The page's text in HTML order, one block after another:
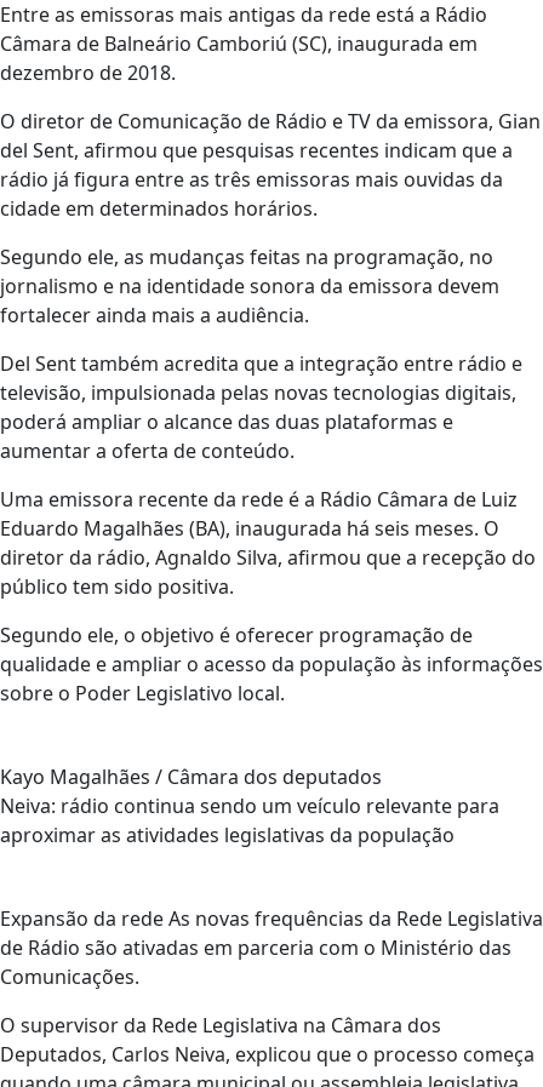
Entre as emissoras mais antigas da rede está a Rádio
Câmara de Balneário Camboriú (SC), inaugurada em
dezembro de 2018.
O diretor de Comunicação de Rádio e TV da emissora, Gian
del Sent, afirmou que pesquisas recentes indicam que a
rádio já figura entre as três emissoras mais ouvidas da
cidade em determinados horários.
Segundo ele, as mudanças feitas na programação, no
jornalismo e na identidade sonora da emissora devem
fortalecer ainda mais a audiência.
Del Sent também acredita que a integração entre rádio e
televisão, impulsionada pelas novas tecnologias digitais,
poderá ampliar o alcance das duas plataformas e
aumentar a oferta de conteúdo.
Uma emissora recente da rede é a Rádio Câmara de Luiz
Eduardo Magalhães (BA), inaugurada há seis meses. O
diretor da rádio, Agnaldo Silva, afirmou que a recepção do
público tem sido positiva.
Segundo ele, o objetivo é oferecer programação de
qualidade e ampliar o acesso da população às informações
sobre o Poder Legislativo local.
Kayo Magalhães / Câmara dos deputados
Neiva: rádio continua sendo um veículo relevante para
aproximar as atividades legislativas da população
Expansão da rede As novas frequências da Rede Legislativa
de Rádio são ativadas em parceria com o Ministério das
Comunicações.
O supervisor da Rede Legislativa na Câmara dos
Deputados, Carlos Neiva, explicou que o processo começa